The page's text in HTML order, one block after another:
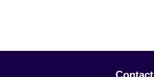
Contact